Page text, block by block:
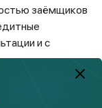
заёмщиков
и с
важном